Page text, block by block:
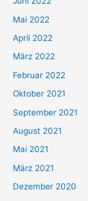
Mai 2022
April 2022
März 2022
Februar 2022
Oktober 2021
September 2021
August 2021
Mai 2021
März 2021
Dezember 2020